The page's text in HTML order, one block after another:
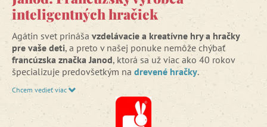
inteligentných hračiek
Agátin svet prináša vzdelávacie a kreatívne hry a hračky
pre vaše deti, a preto v našej ponuke nemôže chýbať
francúzska značka Janod, ktorá sa už viac ako 40 rokov
špecializuje predovšetkým na drevené hračky.
V oblasti drevených hračiek je firma Janod na francúzskom
trhu úplnou špičkou
. Okrem nich vyrába tiež
, prekrásne puzzle , očarujúce hudobné nástroje
a
Chcem vedieť viac